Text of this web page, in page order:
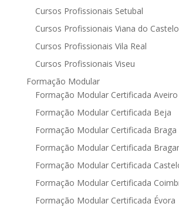
Cursos Profissionais Setubal
Cursos Profissionais Viana do Castelo
Cursos Profissionais Vila Real
Cursos Profissionais Viseu
Formação Modular
Formação Modular Certificada Aveiro
Formação Modular Certificada Beja
Formação Modular Certificada Braga
Formação Modular Certificada
Formação Modular Certificada
Formação Modular Certificada
Formação Modular Certificada Évora